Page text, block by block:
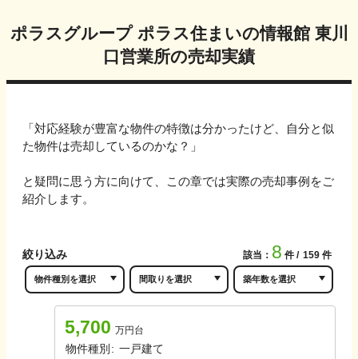
ポラスグループ ポラス住まいの情報館 東川
口営業所の売却実績
「対応経験が豊富な物件の特徴は分かったけど、自分と似
た物件は売却しているのかな？」
と疑問に思う方に向けて、この章では実際の売却事例をご
紹介します。
絞り込み 該当： 8 件 159 件
5,700 万円台
物件種別 : 一戸建て